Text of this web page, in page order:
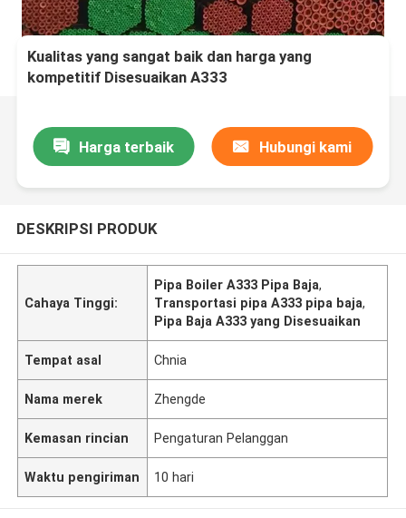
Kualitas yang sangat baik dan harga yang
kompetitif Disesuaikan A333
Harga terbaik
Hubungi kami
DESKRIPSI PRODUK
Cahaya Tinggi:
Pipa Boiler A333 Pipa Baja,
Transportasi pipa A333 pipa baja,
Pipa Baja A333 yang Disesuaikan
Tempat asal Chnia
Nama merek Zhengde
Kemasan rincian Pengaturan Pelanggan
Waktu pengiriman 10 hari